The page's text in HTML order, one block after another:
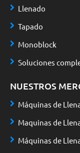
Llenado
Tapado
Monoblock
Soluciones
NUESTROS
Máquinas de
Maquinas de
Máquinas de